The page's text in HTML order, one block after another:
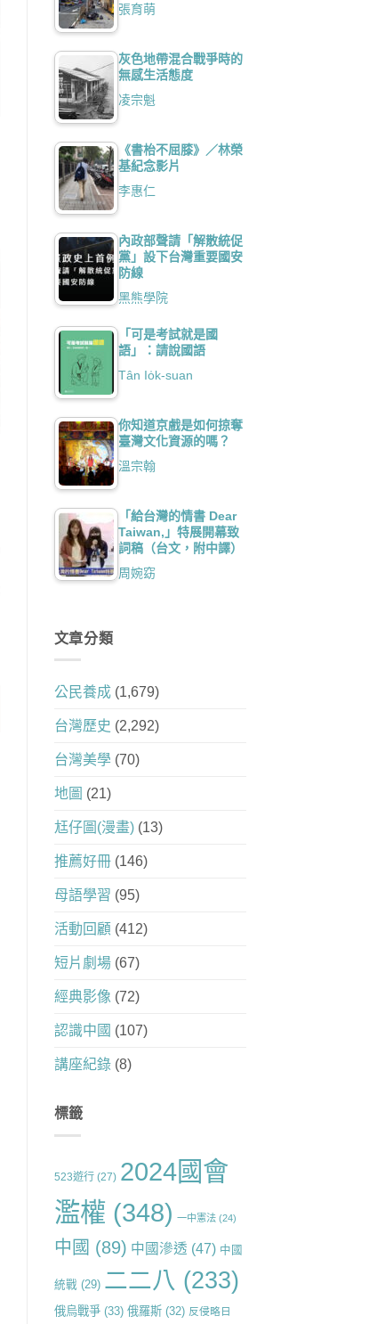
張育萌
灰色地帶混合戰爭時的
無感生活態度
凌宗魁
《書枱不屈膝》／林榮
基紀念影片
李惠仁
內政部聲請「解散統促
黨」設下台灣重要國安
防線
黑熊學院
「可是考試就是國
語」：請說國語
Tân Io̍k-suan
你知道京戲是如何掠奪
臺灣文化資源的嗎？
溫宗翰
「給台灣的情書 Dear
Taiwan,」特展開幕致
詞稿（台文，附中譯）
周婉窈
文章分類
公民養成(1,679)
台灣歷史 (2,292)
台灣美學(70)
地圖 (21)
尪仔圖(漫畫)(13)
推薦好冊(146)
母語學習 (95)
活動回顧 (412)
短片劇場(67)
經典影像 (72)
認識中國 (107)
講座紀錄(8)
標籤
523遊行(27) 2024國會
濫權 (348) 一中憲法(24)
中國 (89) 中國滲透 (47) 中國
統戰(29) 二二八 (233)
俄烏戰爭(33) 俄羅斯(32) 反侵略日